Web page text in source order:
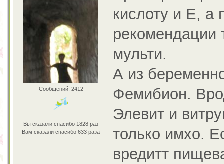
Сообщений: 2412
Вы сказали спасибо 1828 раз
Вам сказали спасибо 633 раза
кислоту и Е, а
рекомендации
мульти.
А из
Фемибион.
Элевит и
только имхо.
вредитт